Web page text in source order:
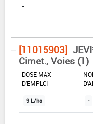
-
[11015903]
Cimet., Voies (1)
DOSE MAX
D'EMPLOI
9 L/ha -